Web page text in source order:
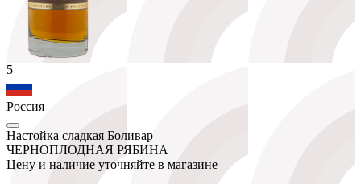
5
Россия
Настойка сладкая Боливар
ЧЕРНОПЛОДНАЯ РЯБИНА
Цену и наличие уточняйте в магазине